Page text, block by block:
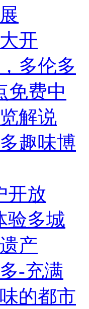
开
多伦多
免费中
解说
趣味博
开放
验多城
产
-充满
的都市